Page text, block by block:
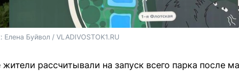
Елена Буйвол / VLADIVOSTOK1.RU
рассчитывали на запуск всего парка после